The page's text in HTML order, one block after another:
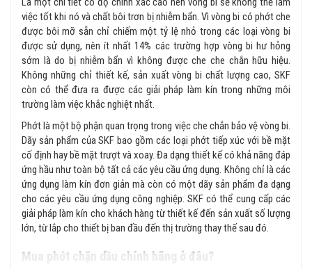
việc tốt khi nó và chất bôi trơn bị nhiễm bẩn. Vì vòng bi có phớt che
được bôi mỡ sẵn chỉ chiếm một tỷ lệ nhỏ trong các loại vòng bi
được sử dụng, nên ít nhất 14% các trường hợp vòng bi hư hỏng
sớm là do bị nhiễm bẩn vì không được che che chắn hữu hiệu.
Không những chỉ thiết kế, sản xuất vòng bi chất lượng cao, SKF
còn có thể đưa ra được các giải pháp làm kín trong những môi
trường làm việc khắc nghiệt nhất.
Phớt là một bộ phận quan trọng trong việc che chắn bảo vệ vòng bi.
Dãy sản phẩm của SKF bao gồm các loại phớt tiếp xúc với bề mặt
cố định hay bề mặt trượt và xoay. Đa dạng thiết kế có khả năng đáp
ứng hầu như toàn bộ tất cả các yêu cầu ứng dụng. Không chỉ là các
ứng dụng làm kín đơn giản mà còn có một dãy sản phẩm đa dạng
cho các yêu cầu ứng dụng công nghiệp. SKF có thể cung cấp các
giải pháp làm kín cho khách hàng từ thiết kế đến sản xuất số lượng
lớn, từ lắp cho thiết bị ban đầu đến thị trường thay thế sau đó.
Mua phớt chặn dầu chính hãng ở đâu?